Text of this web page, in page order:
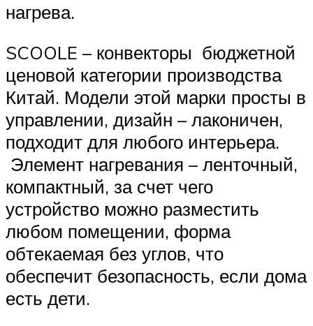
нагрева.
SCOOLE – конвекторы бюджетной
ценовой категории производства
Китай. Модели этой марки просты в
управлении, дизайн – лаконичен,
подходит для любого интерьера.
Элемент нагревания – ленточный,
компактный, за счет чего
устройство можно разместить
любом помещении, форма
обтекаемая без углов, что
обеспечит безопасность, если дома
есть дети.